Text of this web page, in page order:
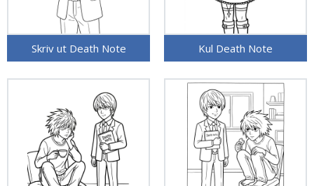
Skriv ut Death Note Kul Death Note